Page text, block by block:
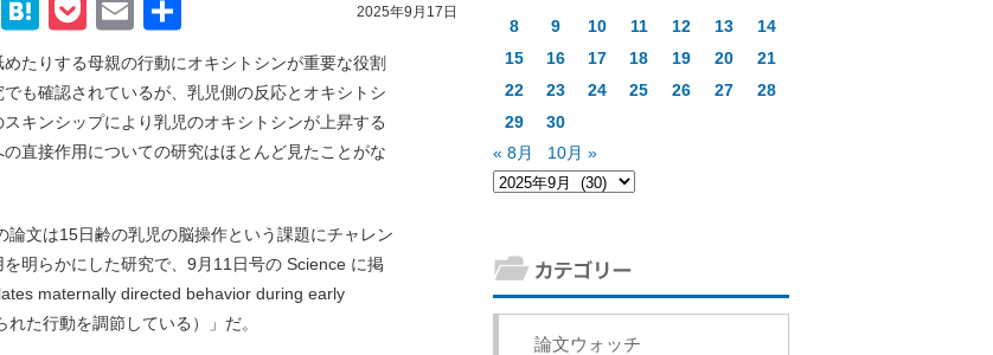
2025年9月17日
有
たりする母親の行動にオキシトシンが重要な役割
も確認されているが、乳児側の反応とオキシトシ
キンシップにより乳児のオキシトシンが上昇する
直接作用についての研究はほとんど見たことがな
文は15日齢の乳児の脳操作という課題にチャレン
明らかにした研究で、9月11日号の Science に掲
maternally directed behavior during early
た行動を調節している）」だ。
8
9 10 11 12 13
14
15
16 17 18 19 20
21
22
23 24 25 26 27
28
29
30
« 8月
10月 »
論文ウォッチ